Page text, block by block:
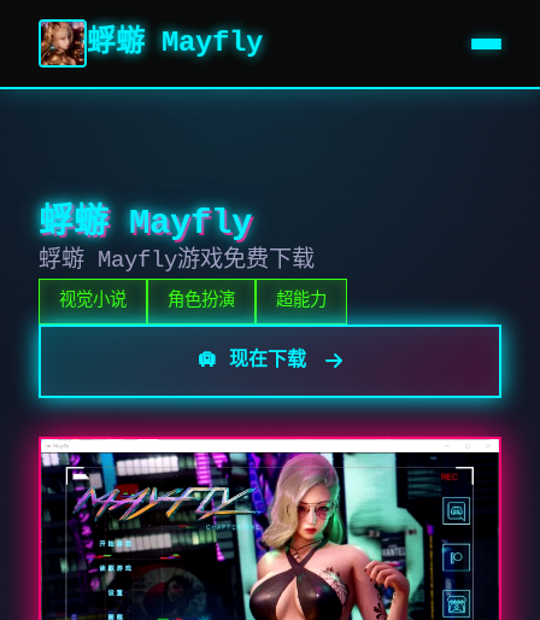
蜉蝣 Mayfly
蜉蝣 Mayfly
蜉蝣 Mayfly游戏免费下载
视觉小说 角色扮演 超能力
🛄 现在下载